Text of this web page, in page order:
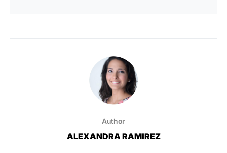
Author
ALEXANDRA RAMIREZ